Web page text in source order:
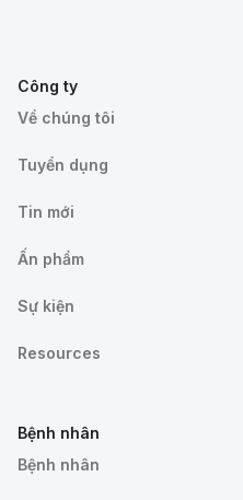
Công ty
Về chúng tôi
Tuyển dụng
Tin mới
Ấn phẩm
Sự kiện
Resources
Bệnh nhân
Bệnh nhân